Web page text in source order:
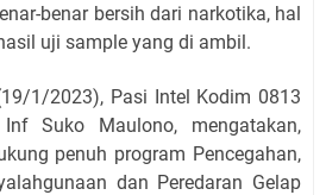
benar bersih dari narkotika, hal
uji sample yang di ambil.
1/2023), Pasi Intel Kodim 0813
Inf Suko Maulono, mengatakan,
penuh program Pencegahan,
dan Peredaran Gelap